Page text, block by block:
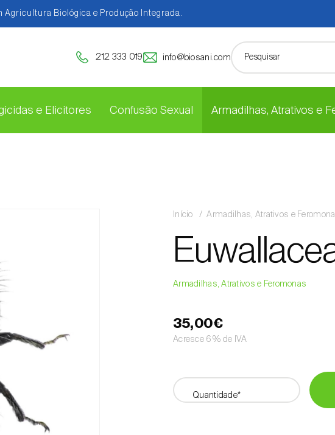
Agricultura Biológica e Produção Integrada.
212 333 019 info@biosani.com
e Elicitores Confusão Sexual Armadilhas, Atrativos e
Início Armadilhas, Atrativos e
Armadilhas, Atrativos e Feromonas
35,00€
Acresce 6% de IVA
Quantidade*